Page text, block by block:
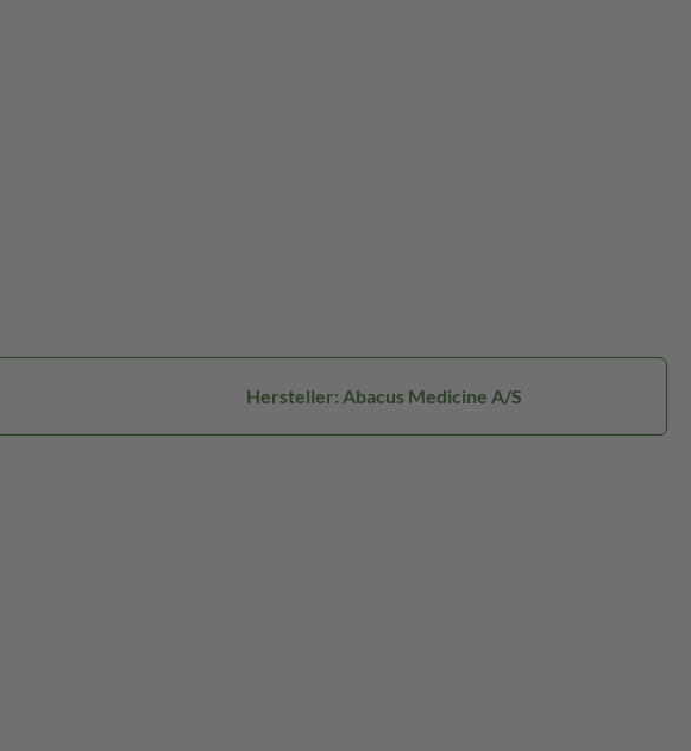
Hersteller: Abacus Medicine A/S